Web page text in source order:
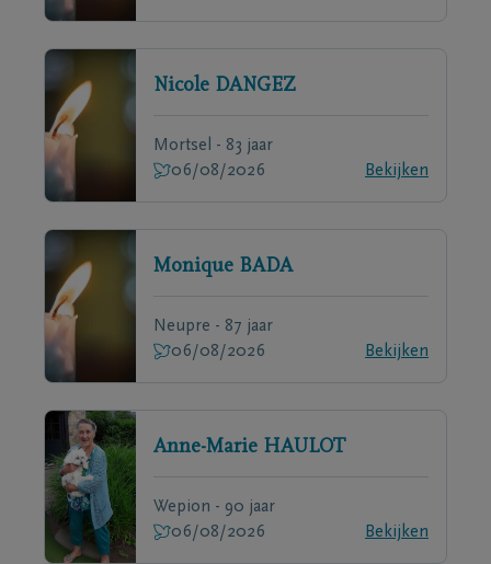
Nicole DANGEZ
Mortsel - 83 jaar
06/08/2026
Bekijken
Monique BADA
Neupre - 87 jaar
06/08/2026
Bekijken
Anne-Marie HAULOT
Wepion - 90 jaar
06/08/2026
Bekijken